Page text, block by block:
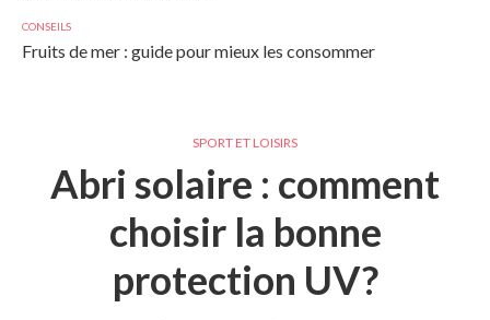
CONSEILS
Fruits de mer : guide pour mieux les consommer
SPORT ET LOISIRS
Abri solaire : comment
choisir la bonne
protection UV?